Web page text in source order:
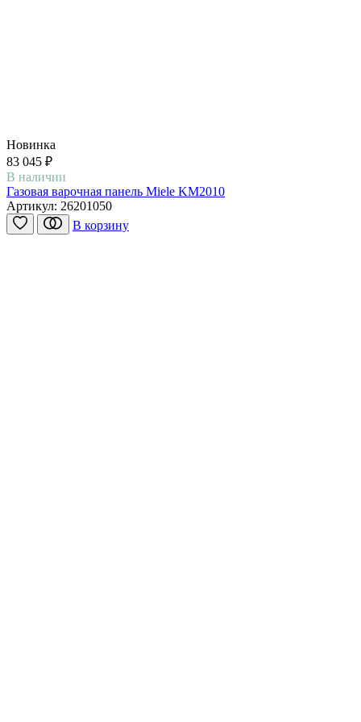
Новинка
83 045 ₽
В наличии
Газовая варочная панель Miele KM2010
Артикул: 26201050
В корзину